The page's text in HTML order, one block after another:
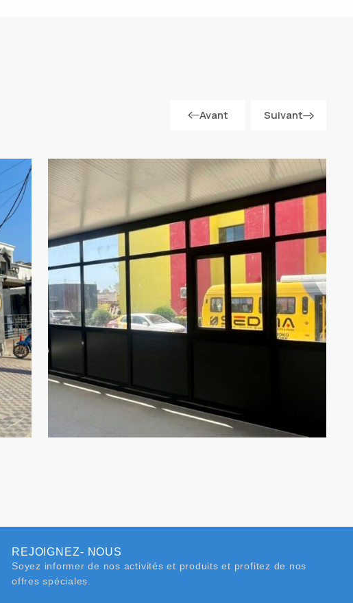
Avant Suivant
REJOIGNEZ- NOUS
Soyez informer de nos activités et produits et profitez de nos
offres spéciales.